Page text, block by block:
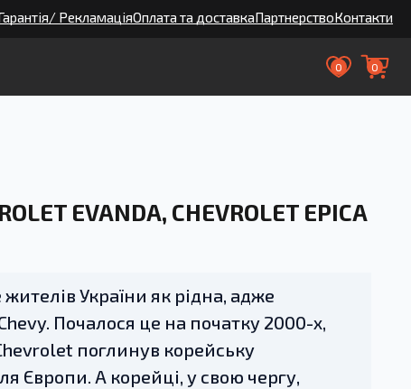
РекламаціяОплата та доставкаПартнерствоКонтакти
0 0
EVANDA, CHEVROLET EPICA
України як рідна, адже
Почалося це на початку 2000-х,
поглинув корейську
Європи. А корейці, у свою чергу,